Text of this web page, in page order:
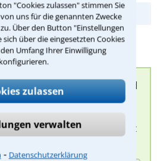
"Cookies zulassen" stimmen Sie
uns für die genannten Zwecke
Über den Button "Einstellungen
über die eingesetzten Cookies
Umfang Ihrer Einwilligung
zulassen
verwalten
⁃ Datenschutzerklärung
Fall schildern. Anschließend
Rechtsanwälte bei
weitere Vorgehen
durch einen Anwalt